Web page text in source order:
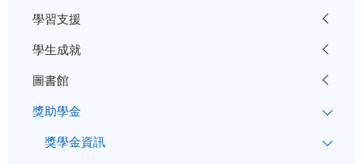
學習支援
學生成就
圖書館
獎助學金
獎學金資訊